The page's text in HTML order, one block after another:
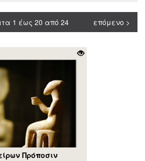
1 έως 20 από 24 επόμενο >
Πρόποσιν